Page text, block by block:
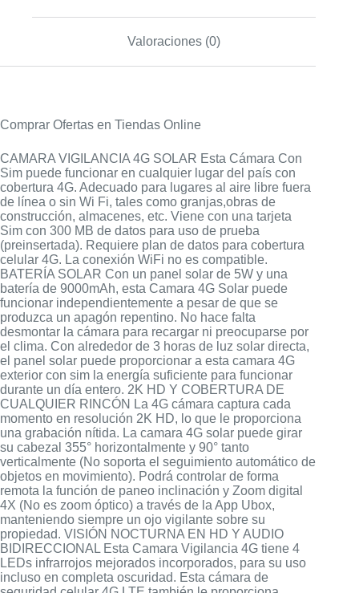
Valoraciones (0)
Comprar Ofertas en Tiendas Online
CAMARA VIGILANCIA 4G SOLAR Esta Cámara Con
Sim puede funcionar en cualquier lugar del país con
cobertura 4G. Adecuado para lugares al aire libre fuera
de línea o sin Wi Fi, tales como granjas,obras de
construcción, almacenes, etc. Viene con una tarjeta
Sim con 300 MB de datos para uso de prueba
(preinsertada). Requiere plan de datos para cobertura
celular 4G. La conexión WiFi no es compatible.
BATERÍA SOLAR Con un panel solar de 5W y una
batería de 9000mAh, esta Camara 4G Solar puede
funcionar independientemente a pesar de que se
produzca un apagón repentino. No hace falta
desmontar la cámara para recargar ni preocuparse por
el clima. Con alrededor de 3 horas de luz solar directa,
el panel solar puede proporcionar a esta camara 4G
exterior con sim la energía suficiente para funcionar
durante un día entero. 2K HD Y COBERTURA DE
CUALQUIER RINCÓN La 4G cámara captura cada
momento en resolución 2K HD, lo que le proporciona
una grabación nítida. La camara 4G solar puede girar
su cabezal 355° horizontalmente y 90° tanto
verticalmente (No soporta el seguimiento automático de
objetos en movimiento). Podrá controlar de forma
remota la función de paneo inclinación y Zoom digital
4X (No es zoom óptico) a través de la App Ubox,
manteniendo siempre un ojo vigilante sobre su
propiedad. VISIÓN NOCTURNA EN HD Y AUDIO
BIDIRECCIONAL Esta Camara Vigilancia 4G tiene 4
LEDs infrarrojos mejorados incorporados, para su uso
incluso en completa oscuridad. Esta cámara de